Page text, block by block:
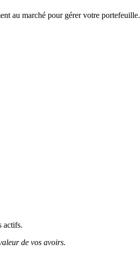
au marché pour gérer votre portefeuille.
actifs.
de vos avoirs.